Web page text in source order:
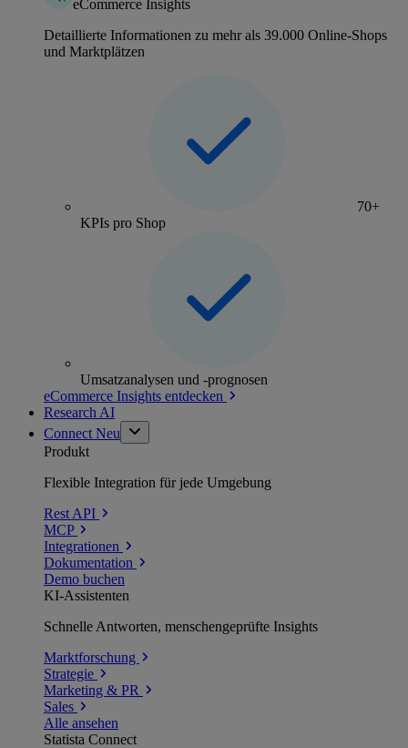
eCommerce Insights
Detaillierte Informationen zu mehr als 39.000 Online-Shops
und Marktplätzen
70+
KPIs pro Shop
Umsatzanalysen und -prognosen
eCommerce Insights entdecken
Research AI
Connect Neu
Produkt
Flexible Integration für jede Umgebung
Rest API
MCP
Integrationen
Dokumentation
Demo buchen
KI-Assistenten
Schnelle Antworten, menschengeprüfte Insights
Marktforschung
Strategie
Marketing & PR
Sales
Alle ansehen
Statista Connect